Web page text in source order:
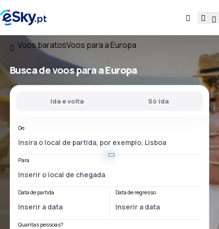
Voos baratosVoos para a Europa
Busca de voos para a Europa
Ida e volta Só ida
De
Para
Data de partida Data de regresso
Quantas pessoas?